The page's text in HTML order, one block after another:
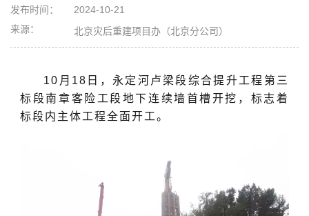
发布时间：
2024-10-21
来源：
北京灾后重建项目办（北京分公司）
10月18日，永定河卢梁段综合提升工程第三
标段南章客险工段地下连续墙首槽开挖，标志着
标段内主体工程全面开工。